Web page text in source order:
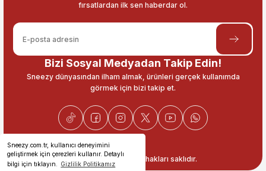
Sneezy.com.tr, kullanıcı deneyimini
geliştirmek için çerezleri kullanır. Detaylı
bilgi için tıklayın.
Gizlilik Politikamız
fırsatlardan ilk sen haberdar ol.
Bizi Sosyal Medyadan Takip Edin!
Sneezy dünyasından ilham almak, ürünleri gerçek kullanımda
görmek için bizi takip et.
© 2026 Sneezy. Tüm hakları saklıdır.